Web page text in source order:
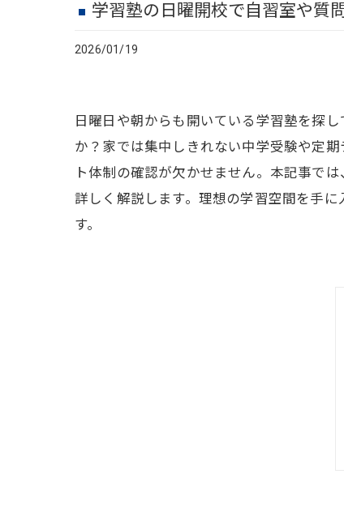
学習塾の日曜開校で自習室や質
2026/01/19
日曜日や朝からも開いている学習塾を探
か？家では集中しきれない中学受験や定
ト体制の確認が欠かせません。本記事で
詳しく解説します。理想の学習空間を手
す。